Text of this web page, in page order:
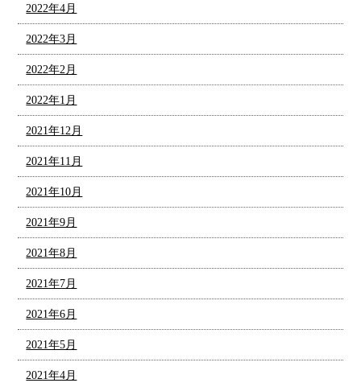
2022年4月
2022年3月
2022年2月
2022年1月
2021年12月
2021年11月
2021年10月
2021年9月
2021年8月
2021年7月
2021年6月
2021年5月
2021年4月